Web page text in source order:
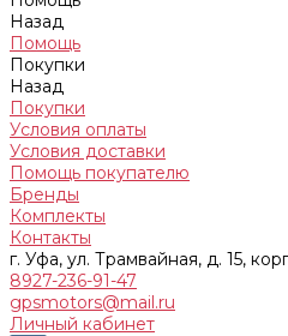
Назад
Помощь
Покупки
Назад
Покупки
Условия оплаты
Условия доставки
Помощь покупателю
Бренды
Комплекты
Контакты
г. Уфа, ул. Трамвайная, д. 15,
8927-236-91-47
gpsmotors@mail.ru
Личный кабинет